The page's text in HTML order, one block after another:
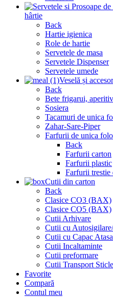
hârtie
Back
Hartie igienica
Role de hartie
Servetele de masa
Servetele Dispenser
Servetele umede
Veselă și
Back
Bete frigarui,
Sosiera
Tacamuri de unica
Zahar-Sare-Piper
Farfurii de unica
Back
Farfurii carton
Farfurii plastic
Farfurii trestie
Cutii din carton
Back
Clasice CO3 (BAX)
Clasice CO5 (BAX)
Cutii Arhivare
Cutii cu
Cutii cu Capac
Cutii Incaltaminte
Cutii preformare
Cutii Transport Sticle
Favorite
Compară
Contul meu